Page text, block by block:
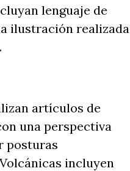
lenguaje de
ilustración realizada
artículos de
una perspectiva
posturas
incluyen